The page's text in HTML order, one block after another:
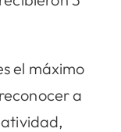
el máximo
a